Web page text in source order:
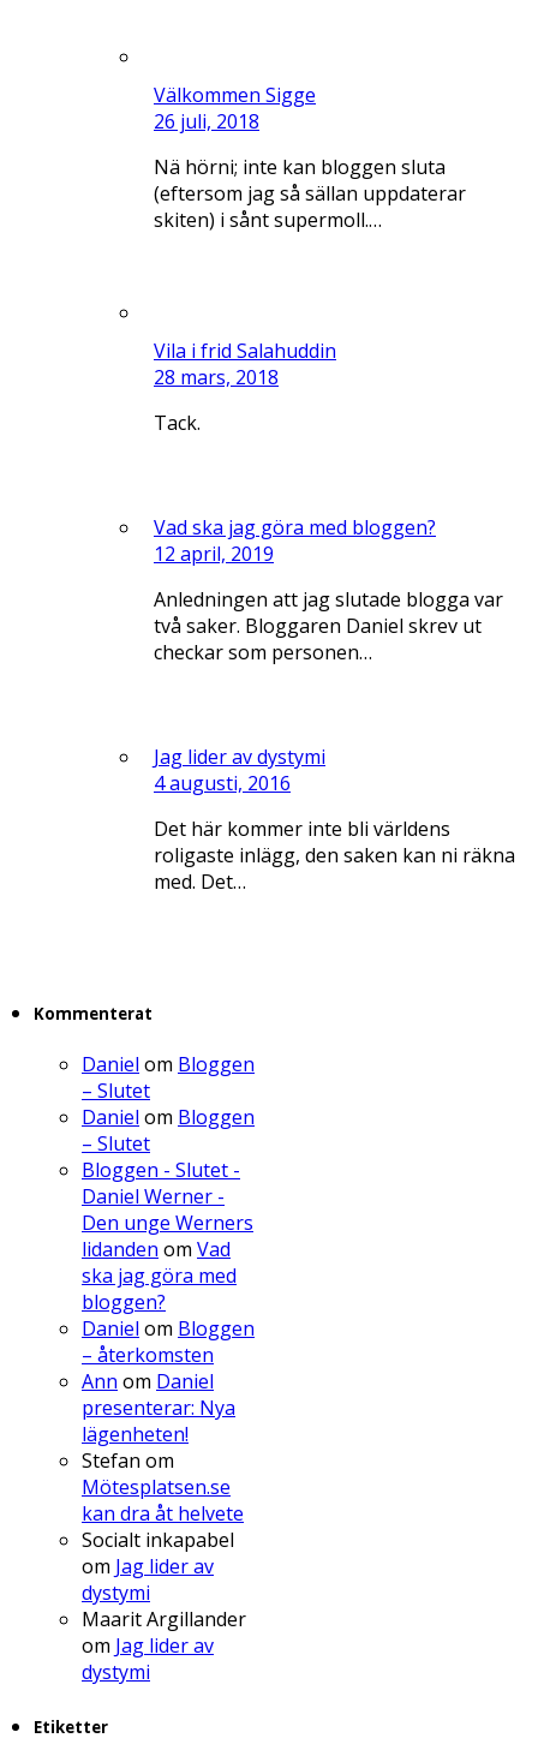
Välkommen Sigge
26 juli, 2018
Nä hörni; inte kan bloggen sluta
(eftersom jag så sällan uppdaterar
skiten) i sånt supermoll.…
Vila i frid Salahuddin
28 mars, 2018
Tack.
Vad ska jag göra med bloggen?
12 april, 2019
Anledningen att jag slutade blogga var
två saker. Bloggaren Daniel skrev ut
checkar som personen…
Jag lider av dystymi
4 augusti, 2016
Det här kommer inte bli världens
roligaste inlägg, den saken kan ni räkna
med. Det…
Kommenterat
Daniel om Bloggen
– Slutet
Daniel om Bloggen
– Slutet
Bloggen - Slutet -
Daniel Werner -
Den unge Werners
lidanden om Vad
ska jag göra med
bloggen?
Daniel om Bloggen
– återkomsten
Ann om Daniel
presenterar: Nya
lägenheten!
Stefan om
Mötesplatsen.se
kan dra åt helvete
Socialt inkapabel
om Jag lider av
dystymi
Maarit Argillander
om Jag lider av
dystymi
Etiketter